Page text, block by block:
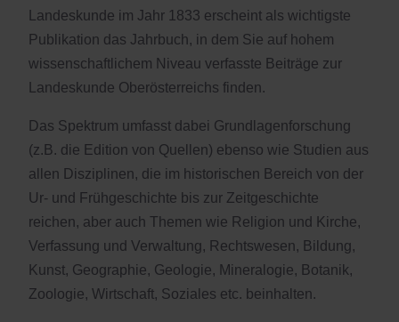
Landeskunde im Jahr 1833 erscheint als wichtigste
Publikation das Jahrbuch, in dem Sie auf hohem
wissenschaftlichem Niveau verfasste Beiträge zur
Landeskunde Oberösterreichs finden.
Das Spektrum umfasst dabei Grundlagenforschung
(z.B. die Edition von Quellen) ebenso wie Studien aus
allen Disziplinen, die im historischen Bereich von der
Ur- und Frühgeschichte bis zur Zeitgeschichte
reichen, aber auch Themen wie Religion und Kirche,
Verfassung und Verwaltung, Rechtswesen, Bildung,
Kunst, Geographie, Geologie, Mineralogie, Botanik,
Zoologie, Wirtschaft, Soziales etc. beinhalten.